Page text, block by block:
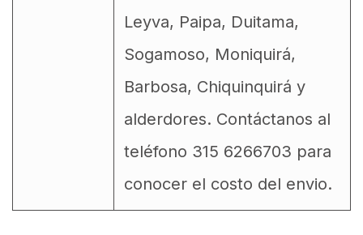
Leyva, Paipa, Duitama,
Sogamoso, Moniquirá,
Barbosa, Chiquinquirá y
alderdores. Contáctanos al
teléfono 315 6266703 para
conocer el costo del envio.